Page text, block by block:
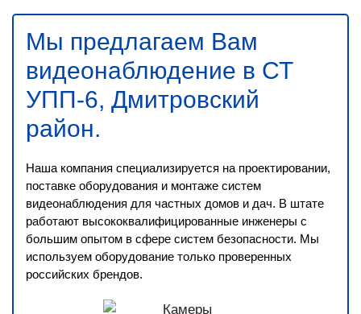
Мы предлагаем Вам
видеонаблюдение в СТ
УПП-6, Дмитровский
район.
Наша компания специализируется на проектировании,
поставке оборудования и монтаже систем
видеонаблюдения для частных домов и дач. В штате
работают высококвалифицированные инженеры с
большим опытом в сфере систем безопасности. Мы
используем оборудование только проверенных
российских брендов.